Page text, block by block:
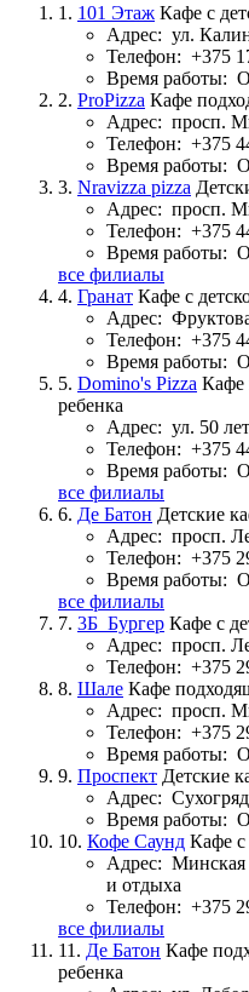
1. 101 Этаж Кафе с
Адрес: ул.
Телефон: +375
Время работы:
2. ProPizza Кафе
Адрес: просп.
Телефон: +375
Время работы:
3. Nravizza pizza
Адрес: просп.
Телефон: +375
Время работы:
все филиалы
4. Гранат Кафе с
Адрес:
Телефон: +375
Время работы:
5. Domino's Pizza Кафе
ребенка
Адрес: ул. 50
Телефон: +375
Время работы:
все филиалы
6. Де Батон Детские
Адрес: просп.
Телефон: +375
Время работы:
все филиалы
7. 3Б_Бургер Кафе с
Адрес: просп.
Телефон: +375
8. Шале Кафе
Адрес: просп.
Телефон: +375
Время работы:
9. Проспект Детские
Адрес:
Время работы:
10. Кофе Саунд Кафе с
Адрес: Минская
и отдыха
Телефон: +375
все филиалы
11. Де Батон Кафе
ребенка